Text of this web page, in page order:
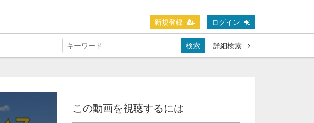
新規登録 ログイン
検索 詳細検索
この動画を視聴するには